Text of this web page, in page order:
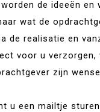
de ideeën en
wat de
de realisatie en
voor u verzorgen,
zijn
u een mailtje